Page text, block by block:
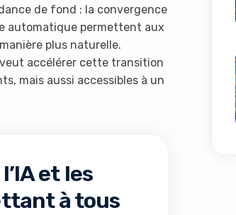
de fond : la convergence
automatique permettent aux
plus naturelle.
accélérer cette transition
mais aussi accessibles à un
et les
à tous